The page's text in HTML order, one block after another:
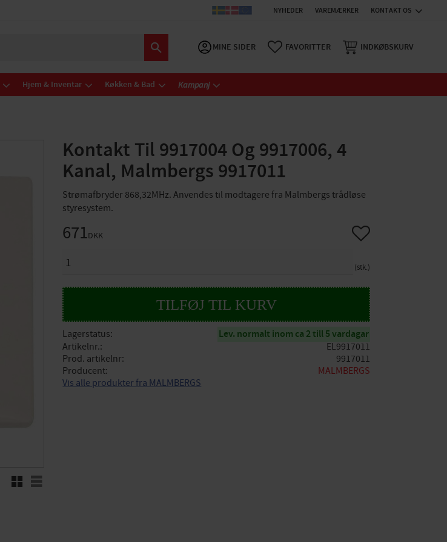
NYHEDER VAREMÆRKER KONTAKT OS
MINE SIDER FAVORITTER INDKØBSKURV
Hjem & Inventar Køkken & Bad Kampanj
Kontakt Til 9917004 Og 9917006, 4
Kanal, Malmbergs 9917011
Strømafbryder 868,32MHz. Anvendes til modtagere fra Malmbergs trådløse
styresystem.
RutenettListe
671DKK
stk.
Gem som favorit
Lagerstatus Lev. normalt inom ca 2 till 5 vardagar
Artikelnr.
EL9917011
Prod. artikelnr
9917011
Producent
MALMBERGS
Vis alle produkter fra MALMBERGS